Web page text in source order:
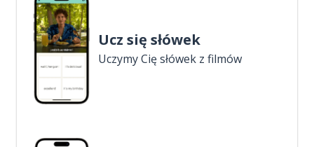
Ucz się słówek
Uczymy Cię słówek z filmów